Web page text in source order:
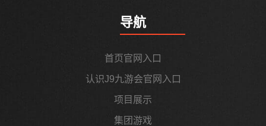
导航
首页官网入口
认识J9九游会官网入口
项目展示
集团游戏